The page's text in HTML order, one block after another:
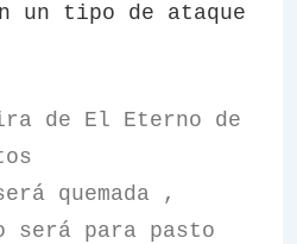
un tipo de ataque
de El Eterno de
quemada ,
será para pasto